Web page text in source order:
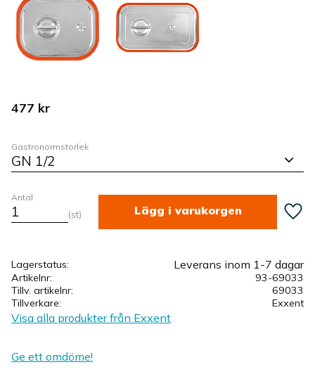
477 kr
Gastronormstorlek
Antal
st Lägg
Lagerstatus Leverans inom 1-7 dagar
Artikelnr
93-69033
Tillv. artikelnr
69033
Tillverkare
Exxent
Visa alla produkter från Exxent
Ge ett omdöme!